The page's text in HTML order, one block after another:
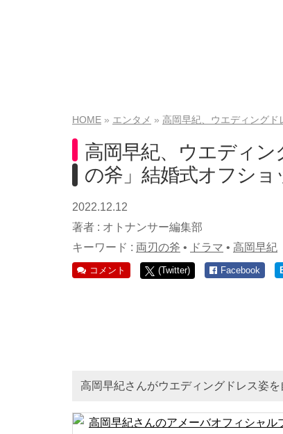
HOME エンタメ 高岡早紀、ウエディング
高岡早紀、ウエディ
の斧」結婚式オフショ
2022.12.12
著者 : オトナンサー編集部
キーワード : 両刃の斧 • ドラマ • 高岡早紀
コメント (Twitter) Facebook
高岡早紀さんがウエディングドレス姿